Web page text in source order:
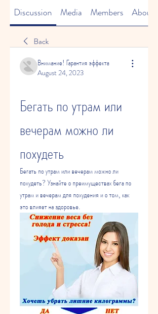
Discussion Media Members About
Back
Внимание! Гарантия эффекта
August 24, 2023
Бегать по утрам или
вечерам можно ли
похудеть
Бегать по утрам или вечерам можно ли
похудеть? Узнайте о преимуществах бега по
утрам и вечерам для похудения и о том, как
это влияет на здоровье.